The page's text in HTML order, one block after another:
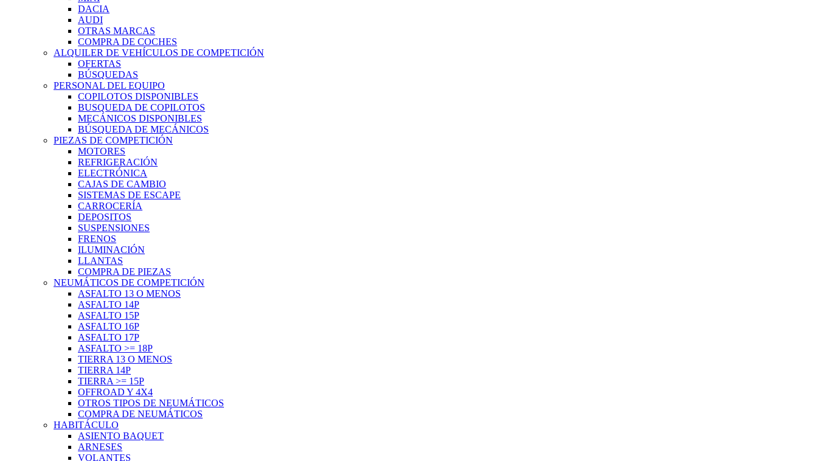
DACIA
AUDI
OTRAS MARCAS
COMPRA DE COCHES
ALQUILER DE VEHÍCULOS DE COMPETICIÓN
OFERTAS
BÚSQUEDAS
PERSONAL DEL EQUIPO
COPILOTOS DISPONIBLES
BUSQUEDA DE COPILOTOS
MECÁNICOS DISPONIBLES
BÚSQUEDA DE MECÁNICOS
PIEZAS DE COMPETICIÓN
MOTORES
REFRIGERACIÓN
ELECTRÓNICA
CAJAS DE CAMBIO
SISTEMAS DE ESCAPE
CARROCERÍA
DEPOSITOS
SUSPENSIONES
FRENOS
ILUMINACIÓN
LLANTAS
COMPRA DE PIEZAS
NEUMÁTICOS DE COMPETICIÓN
ASFALTO 13 O MENOS
ASFALTO 14P
ASFALTO 15P
ASFALTO 16P
ASFALTO 17P
ASFALTO >= 18P
TIERRA 13 O MENOS
TIERRA 14P
TIERRA >= 15P
OFFROAD Y 4X4
OTROS TIPOS DE NEUMÁTICOS
COMPRA DE NEUMÁTICOS
HABITÁCULO
ASIENTO BAQUET
ARNESES
VOLANTES